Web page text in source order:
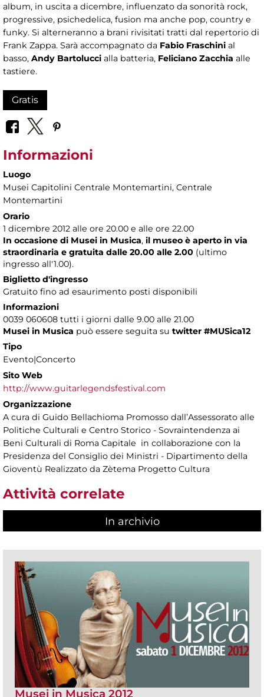
album, in uscita a dicembre, influenzato da sonorità rock,
progressive, psichedelica, fusion ma anche pop, country e
funky. Si alterneranno a brani rivisitati tratti dal repertorio di
Frank Zappa. Sarà accompagnato da Fabio Fraschini al
basso, Andy Bartolucci alla batteria, Feliciano Zacchia alle
tastiere.
Gratis
Informazioni
Luogo
Musei Capitolini Centrale Montemartini, Centrale
Montemartini
Orario
1 dicembre 2012 alle ore 20.00 e alle ore 22.00
In occasione di Musei in Musica, il museo è aperto in via
straordinaria e gratuita dalle 20.00 alle 2.00 (ultimo
ingresso all'1.00).
Biglietto d'ingresso
Gratuito fino ad esaurimento posti disponibili
Informazioni
0039 060608 tutti i giorni dalle 9.00 alle 21.00
Musei in Musica può essere seguita su twitter #MUSica12
Tipo
Evento|Concerto
Sito Web
http://www.guitarlegendsfestival.com
Organizzazione
A cura di Guido Bellachioma Promosso dall’Assessorato alle
Politiche Culturali e Centro Storico - Sovraintendenza ai
Beni Culturali di Roma Capitale in collaborazione con la
Presidenza del Consiglio dei Ministri - Dipartimento della
Gioventù Realizzato da Zètema Progetto Cultura
Attività correlate
In archivio
Musei in Musica 2012